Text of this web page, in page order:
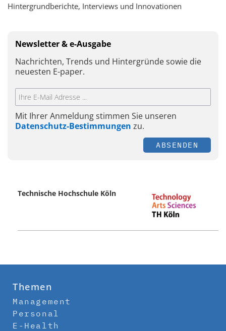
Hintergrundberichte, Interviews und Innovationen
Newsletter & e-Ausgabe
Nachrichten, Trends und Hintergründe sowie die
neuesten E-paper.
Mit Ihrer Anmeldung stimmen Sie unseren
Datenschutz-Bestimmungen zu.
ABSENDEN
Technische Hochschule Köln
Themen
Management
Personal
E-Health